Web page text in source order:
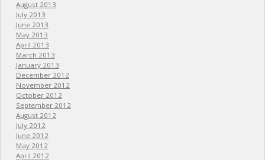
August 2013
July 2013
June 2013
May 2013
April 2013
March 2013
January 2013
December 2012
November 2012
October 2012
September 2012
August 2012
July 2012
June 2012
May 2012
April 2012